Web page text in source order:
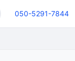
050-5291-7844